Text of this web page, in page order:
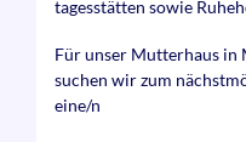
tages­stätten sowie
Für unser Mutterhaus in
suchen wir zum
eine/n